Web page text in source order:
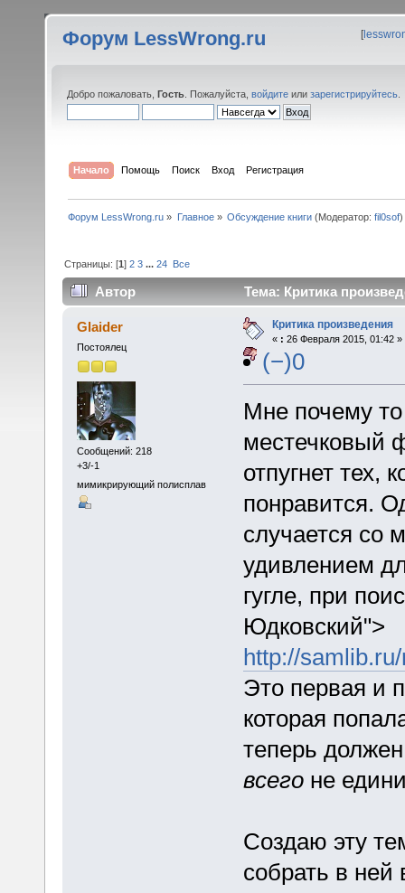
Форум LessWrong.ru [
Добро пожаловать, Гость . Пожалуйста, войдите или зарегистрируйтесь
Начало Помощь Поиск Вход Регистрация
Форум LessWrong.ru » Главное» Обсуждение книги(Модератор: fil0sof)
Страницы: [1]2 3 ...24 Все
Автор Тема: Критика
Glaider
Постоялец
Сообщений: 218
+3/-1
мимикрирующий полисплав
Критика произведения
« : 26 Февраля 2015, 01:42 »
(−)0
Мне почему
местечковый
отпугнет тех,
понравится.
случается со
удивлением
гугле, при
Юдковский">
http://
Это первая и
которая
теперь
всегоне
Создаю эту
собрать в ней